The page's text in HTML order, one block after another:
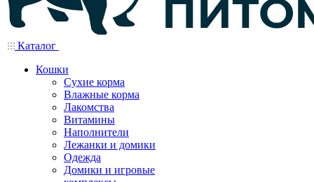
Каталог
Кошки
Сухие корма
Влажные корма
Лакомства
Витамины
Наполнители
Лежанки и домики
Одежда
Домики и игровые